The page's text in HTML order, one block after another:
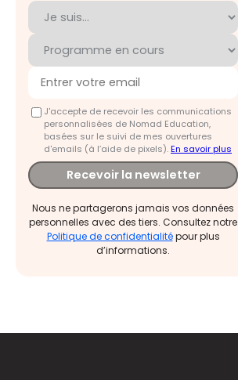
J'accepte de recevoir les communications
personnalisées de Nomad Education,
basées sur le suivi de mes ouvertures
d'emails (à l’aide de pixels).En savoir plus
Recevoir la newsletter
Nous ne partagerons jamais vos données
personnelles avec des tiers. Consultez notre
Politique de confidentialitépour plus
d’informations.